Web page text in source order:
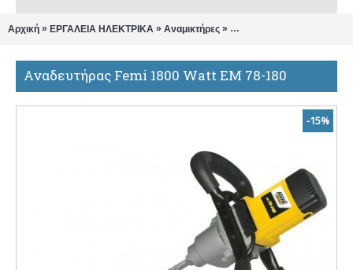
Αρχική » ΕΡΓΑΛΕΙΑ ΗΛΕΚΤΡΙΚΑ » Αναμικτήρες » Αναδευτήρας Femi 1800
Αναδευτήρας Femi 1800 Watt EM 78-180
-15%